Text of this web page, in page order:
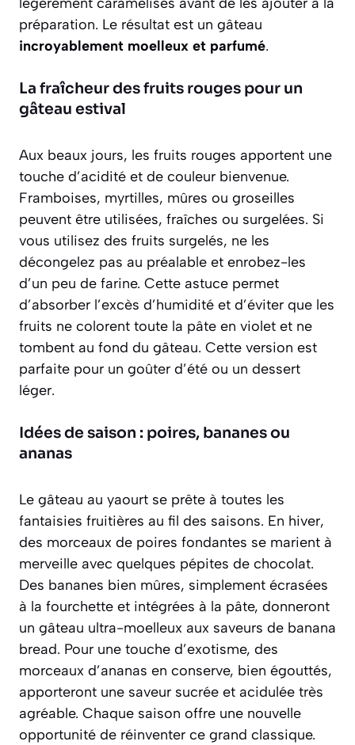
légèrement caramélisés avant de les ajouter à la
préparation. Le résultat est un gâteau
incroyablement moelleux et parfumé.
La fraîcheur des fruits rouges pour un
gâteau estival
Aux beaux jours, les fruits rouges apportent une
touche d’acidité et de couleur bienvenue.
Framboises, myrtilles, mûres ou groseilles
peuvent être utilisées, fraîches ou surgelées. Si
vous utilisez des fruits surgelés, ne les
décongelez pas au préalable et enrobez-les
d’un peu de farine. Cette astuce permet
d’absorber l’excès d’humidité et d’éviter que les
fruits ne colorent toute la pâte en violet et ne
tombent au fond du gâteau. Cette version est
parfaite pour un goûter d’été ou un dessert
léger.
Idées de saison : poires, bananes ou
ananas
Le gâteau au yaourt se prête à toutes les
fantaisies fruitières au fil des saisons. En hiver,
des morceaux de poires fondantes se marient à
merveille avec quelques pépites de chocolat.
Des bananes bien mûres, simplement écrasées
à la fourchette et intégrées à la pâte, donneront
un gâteau ultra-moelleux aux saveurs de banana
bread. Pour une touche d’exotisme, des
morceaux d’ananas en conserve, bien égouttés,
apporteront une saveur sucrée et acidulée très
agréable. Chaque saison offre une nouvelle
opportunité de réinventer ce grand classique.